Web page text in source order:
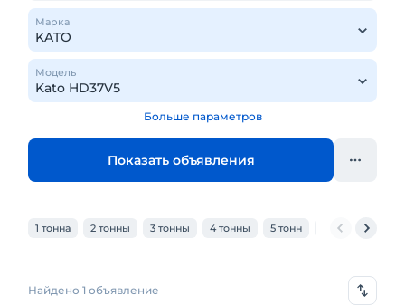
Марка
Модель
Больше параметров
Показать объявления
1 тонна 2 тонны 3 тонны 4 тонны 5 тонн 6 тонн
Найдено 1 объявление